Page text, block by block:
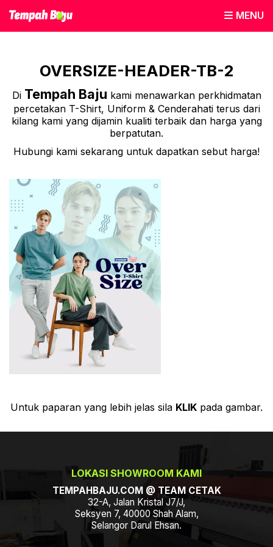
MENU
OVERSIZE-HEADER-TB-2
Di Tempah Baju kami menawarkan perkhidmatan
percetakan T-Shirt, Uniform & Cenderahati terus dari
kilang kami yang dijamin kualiti terbaik dan harga yang
berpatutan.
Hubungi kami sekarang untuk dapatkan sebut harga!
Untuk paparan yang lebih jelas sila KLIK pada gambar.
LOKASI SHOWROOM KAMI
TEMPAHBAJU.COM @ TEAM CETAK
32-A, Jalan Kristal J7/J,
Seksyen 7, 40000 Shah Alam,
Selangor Darul Ehsan.